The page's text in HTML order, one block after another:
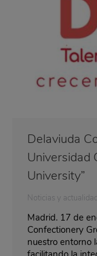
Delaviuda
Universidad
University”
Noticias y actualidad
Madrid. 17 de
Confectionery
nuestro entorno